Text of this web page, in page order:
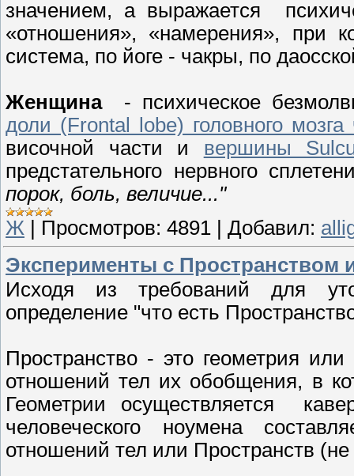
значением, а выражается
«отношения», «намерения», при
система, по йоге - чакры, по
Женщина- психическое
доли (Frontal lobe) головного мозга
височной части и вершины
предстательного нервного
порок, боль, величие..."
Ж
Просмотров: 4891 Добавил:
Эксперименты с Пространством
Исходя из требований для
определение "что есть
Пространство - это геометрия
отношений тел их обобщения, в
Геометрии осуществляется
человеческого ноумена
отношений тел или Пространств